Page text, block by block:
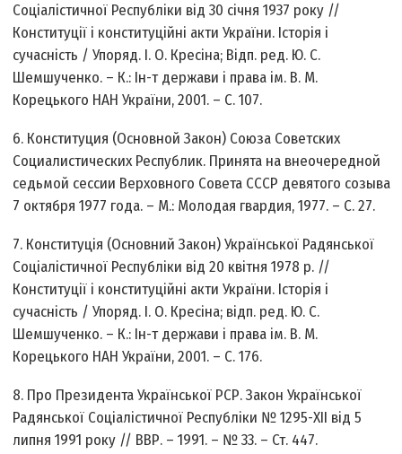
Соціалістичної Республіки від 30 січня 1937 року //
Конституції і конституційні акти України. Історія і
сучасність / Упоряд. І. О. Кресіна; Відп. ред. Ю. С.
Шемшученко. – К.: Ін-т держави і права ім. В. М.
Корецького НАН України, 2001. – С. 107.
6. Конституция (Основной Закон) Союза Советских
Социалистических Республик. Принята на внеочередной
седьмой сессии Верховного Совета СССР девятого созыва
7 октября 1977 года. – М.: Молодая гвардия, 1977. – С. 27.
7. Конституція (Основний Закон) Української Радянської
Соціалістичної Республіки від 20 квітня 1978 р. //
Конституції і конституційні акти України. Історія і
сучасність / Упоряд. І. О. Кресіна; відп. ред. Ю. С.
Шемшученко. – К.: Ін-т держави і права ім. В. М.
Корецького НАН України, 2001. – С. 176.
8. Про Президента Української РСР. Закон Української
Радянської Соціалістичної Республіки № 1295-ХІІ від 5
липня 1991 року // ВВР. – 1991. – № 33. – Ст. 447.